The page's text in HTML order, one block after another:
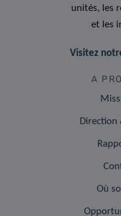
unités, les
et les
Visitez
A
Où